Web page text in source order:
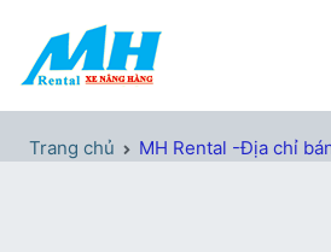
nội
Xe Nâng Hàng MH Rental
Trang chủ MH Rental -Địa chỉ